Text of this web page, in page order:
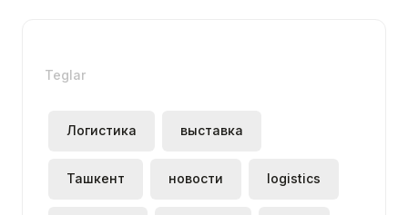
Teglar
Логистика выставка
Ташкент новости logistics